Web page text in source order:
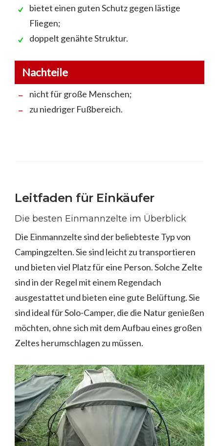
bietet einen guten Schutz gegen lästige
Fliegen;
doppelt genähte Struktur.
Nachteile
nicht für große Menschen;
zu niedriger Fußbereich.
Leitfaden für Einkäufer
Die besten Einmannzelte im Überblick
Die Einmannzelte sind der beliebteste Typ von
Campingzelten. Sie sind leicht zu transportieren
und bieten viel Platz für eine Person. Solche Zelte
sind in der Regel mit einem Regendach
ausgestattet und bieten eine gute Belüftung. Sie
sind ideal für Solo-Camper, die die Natur genießen
möchten, ohne sich mit dem Aufbau eines großen
Zeltes herumschlagen zu müssen.